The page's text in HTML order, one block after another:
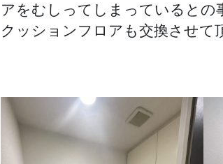
へ
の
アをむしってしまっているとの
クッションフロアも交換させて